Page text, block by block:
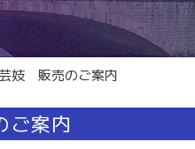
・Ｍ＆Ａ
援（無料相談窓口）
易診断
談・斡旋
創業融資相談（無料窓口相談）
生命共済制度「チュ
小規模企業共済制度
火災共済
自動車共済
国民年金基金
イベント・
検定
貿易関係証明
電子証明書発
【受付終了
妓 販売のご案内
案内